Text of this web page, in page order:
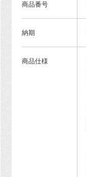
商品番号
納期
商品仕様